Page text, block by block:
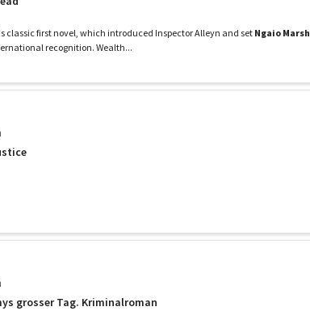
's classic first novel, which introduced Inspector Alleyn and set Ngaio Marsh
recognition. Wealth...
grosser Tag. Kriminalroman